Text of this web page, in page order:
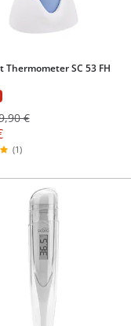
Thermometer SC 53 FH
€
(1)